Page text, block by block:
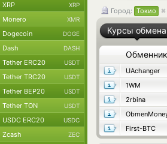
Город: Токио
Курсы обмена
Обменник
UAchanger
1WM
2rbina
First-BTC
XRP XRP
Monero XMR
Dogecoin DOGE
Dash DASH
Tether ERC20 USDT
Tether TRC20 USDT
Tether BEP20 USDT
Tether TON USDT
USDC ERC20 USDC
Zcash ZEC